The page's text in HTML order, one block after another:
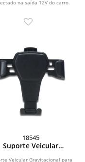
na saída 12V do carro.
18545
Suporte Veicular
Veicular Gravitacional para